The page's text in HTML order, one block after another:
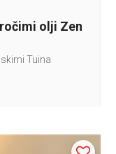
olji Zen
Tuina